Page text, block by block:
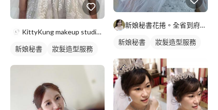
KittyKung makeup studio-新秘kitt
新娘秘書 妝髮造型服務
新娘秘書花捲。全省到府服務
新娘秘書 妝髮造型服務